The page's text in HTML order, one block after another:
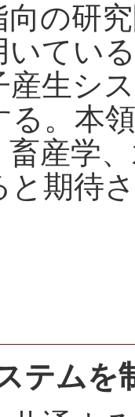
の研
いてい
産生シ
。本
産学
と期待
テムを